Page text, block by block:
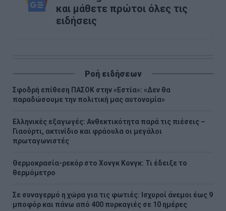
και μάθετε πρώτοι όλες τις
ειδήσεις
Ροή ειδήσεων
Σφοδρή επίθεση ΠΑΣΟΚ στην «Εστία»: «Δεν θα
παραδώσουμε την πολιτική μας αυτονομία»
Ελληνικές εξαγωγές: Ανθεκτικότητα παρά τις πιέσεις –
Γιαούρτι, ακτινίδιο και φράουλα οι μεγάλοι
πρωταγωνιστές
Θερμοκρασία-ρεκόρ στο Χονγκ Κονγκ: Τι έδειξε το
θερμόμετρο
Σε συναγερμό η χώρα για τις φωτιές: Ισχυροί άνεμοι έως 9
μποφόρ και πάνω από 400 πυρκαγιές σε 10 ημέρες